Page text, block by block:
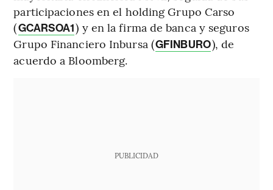
participaciones en el holding Grupo Carso
(GCARSOA1) y en la firma de banca y seguros
Grupo Financiero Inbursa (GFINBURO), de
acuerdo a Bloomberg.
PUBLICIDAD